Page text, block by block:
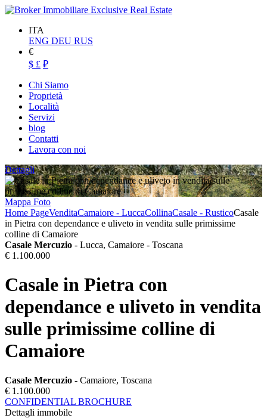
ITA
ENG DEU RUS
€
$ £ ₽
Chi Siamo
Proprietà
Località
Servizi
blog
Contatti
Lavora con noi
Dettagli
Mappa Foto
Home PageVenditaCamaiore - LuccaCollinaCasale - RusticoCasale
in Pietra con dependance e uliveto in vendita sulle primissime
colline di Camaiore
Casale Mercuzio - Lucca, Camaiore - Toscana
€ 1.100.000
Casale in Pietra con
dependance e uliveto in vendita
sulle primissime colline di
Camaiore
Casale Mercuzio - Camaiore, Toscana
€ 1.100.000
CONFIDENTIAL BROCHURE
Dettagli immobile